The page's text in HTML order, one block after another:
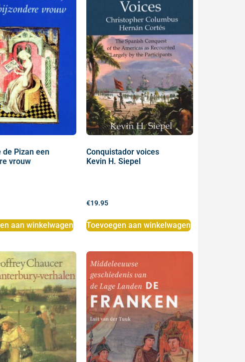
de Pizan een
vrouw
aan winkelwagen
Conquistador voices
Kevin H. Siepel
€19.95
Toevoegen aan winkelwagen